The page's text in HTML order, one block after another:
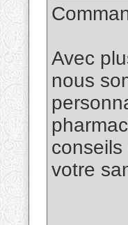
Avec
nous
votre